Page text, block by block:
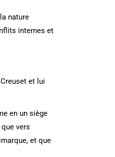
nature
internes et
et lui
en un siège
vers
et que